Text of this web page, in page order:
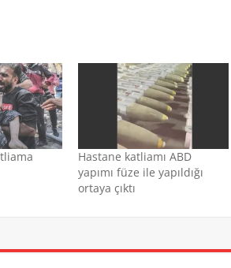
Hastane katliamı ABD
yapımı füze ile yapıldığı
ortaya çıktı